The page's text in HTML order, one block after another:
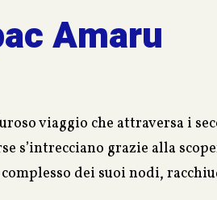
Amaru
viaggio che attraversa i
s’intrecciano grazie alla
dei suoi nodi,